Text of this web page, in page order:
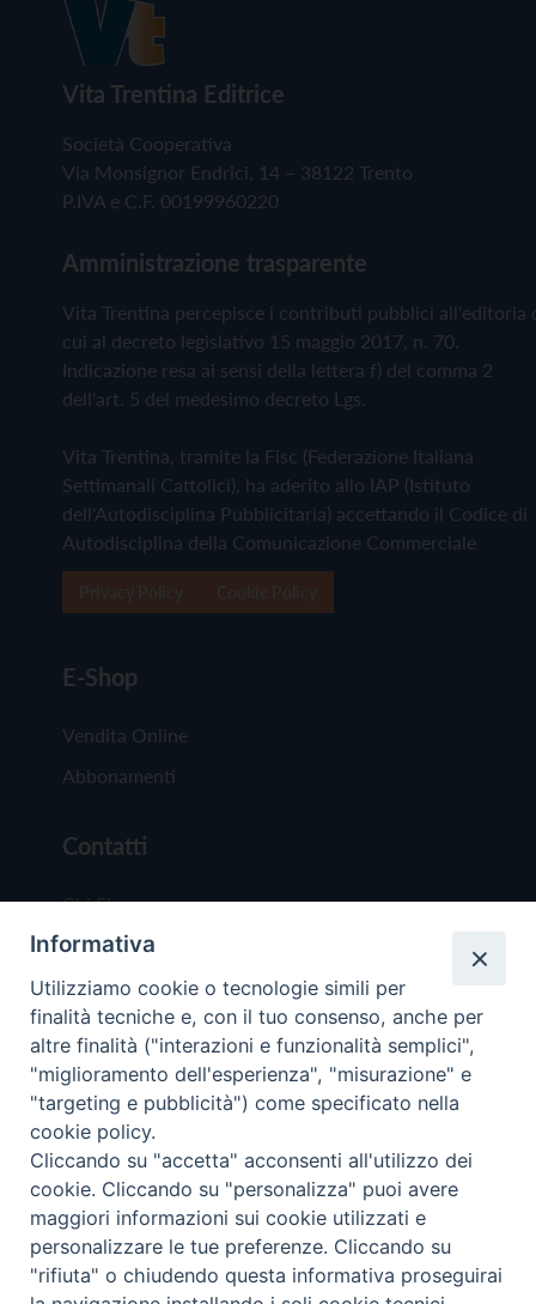
Vita Trentina Editrice
Società Cooperativa
Via Monsignor Endrici, 14 – 38122 Trento
P.IVA e C.F. 00199960220
Amministrazione trasparente
Vita Trentina percepisce i contributi pubblici all'editoria
cui al decreto legislativo 15 maggio 2017, n. 70.
Indicazione resa ai sensi della lettera f) del comma 2
dell'art. 5 del medesimo decreto Lgs.
Vita Trentina, tramite la Fisc (Federazione Italiana
Settimanali Cattolici), ha aderito allo IAP (Istituto
dell'Autodisciplina Pubblicitaria) accettando il Codice di
Autodisciplina della Comunicazione Commerciale
E-Shop
Vendita Online
Abbonamenti
Contatti
Chi Siamo
Redazione
Scrivici
Copyright © 2019 - Tutti i diritti riservati - Vita
Trentina Editrice
Privacy Policy
Torna
Informativa
Utilizziamo cookie o tecnologie simili per
finalità tecniche e, con il tuo consenso, anche per
altre finalità ("interazioni e funzionalità semplici",
"miglioramento dell'esperienza", "misurazione" e
"targeting e pubblicità") come specificato nella
cookie policy.
Cliccando su "accetta" acconsenti all'utilizzo dei
cookie. Cliccando su "personalizza" puoi avere
maggiori informazioni sui cookie utilizzati e
personalizzare le tue preferenze. Cliccando su
"rifiuta" o chiudendo questa informativa proseguirai